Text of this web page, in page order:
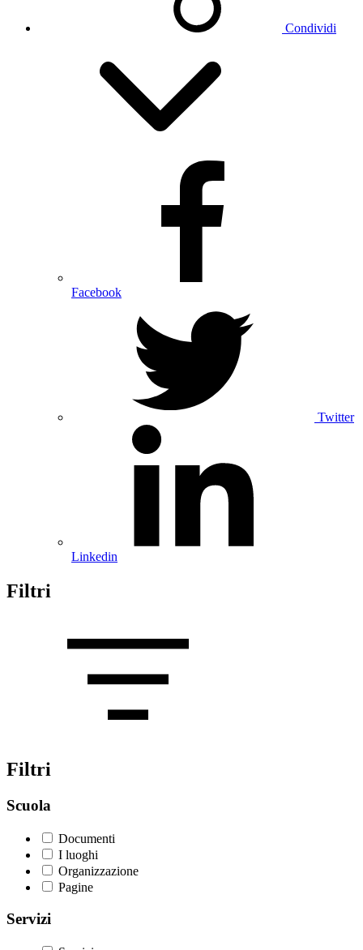
Condividi
Facebook
Twitter
Linkedin
Filtri
Filtri
Scuola
Documenti
I luoghi
Organizzazione
Pagine
Servizi